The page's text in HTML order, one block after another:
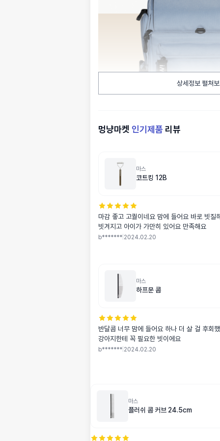
상세정보 펼쳐
멍냥마켓 인기제품 리뷰
마스
코트킹 12B
마감 좋고 고퀄이네요 맘에 들어요 바로 빗질
빗겨지고 아이가 가만히 있어요 만족해요
b******* 2024.02.20
마스
하프문 콤
반달콤 너무 맘에 들어요 하나 더 살 걸 후회
강아지한테 꼭 필요한 빗이에요
b******* 2024.02.20
마스
플러쉬 콤 커브 24.5cm